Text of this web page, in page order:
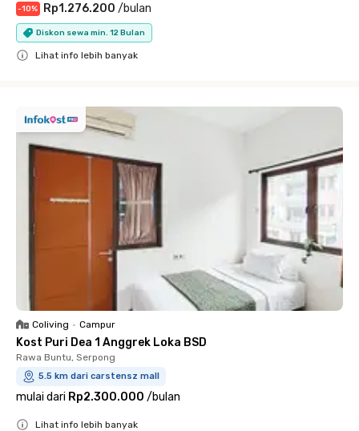
-10% Rp1.276.200 /bulan
Diskon sewa min. 12 Bulan
Lihat info lebih banyak
Coliving • Campur
Kost Puri Dea 1 Anggrek Loka BSD
Rawa Buntu, Serpong
5.5 km dari carstensz mall
mulai dari Rp2.300.000 /bulan
Lihat info lebih banyak